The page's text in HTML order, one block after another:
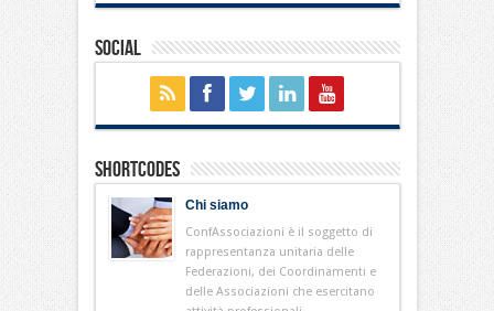
Social
Shortcodes
Chi siamo
ConfAssociazioni è il soggetto di
rappresentanza unitaria delle
Federazioni, dei Coordinamenti e
delle Associazioni che esercitano